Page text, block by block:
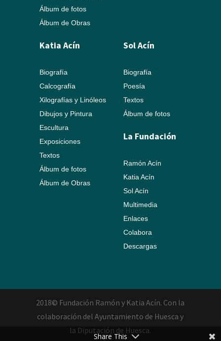
Álbum de fotos
Álbum de Obras
Katia Acín
Biografía
Calcografía
Xilografías y Linóleos
Dibujos y Pintura
Escultura
Exposiciones
Textos
Álbum de fotos
Álbum de Obras
Sol Acín
Biografía
Poesía
Textos
Álbum de fotos
La Fundación
Ramón Acín
Katia Acín
Sol Acín
Multimedia
Enlaces
Colabora
Descargas
2018© Fundación Ramón y Katia Acín. Con la
colaboración del Ayuntamiento de Huesca y
la Diputación de Huesca.
Share This